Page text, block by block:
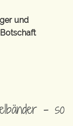
und
– so